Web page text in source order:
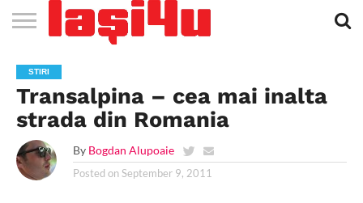
STIRI
APARTAMENTE
NOI IASI
STIRI
IASI
JOBS
IN
IASI
FILME
LA
CINEMA
CLUBURI /
DISCOTECI
BARURI /
CAFENELE
SALI DE
FORTA
SI
FITNESS
SALOANE DE
INFRUMUSETARE
AGENTII
DE
TURISM
IASI
RESTAURANTE
IN IASI
PIZZA
IN
IASI
PISCINA
IN IASI
FLORARII
RADIO
LIVE
IN IASI
SPALATORII
AUTO
TRACTARI
AUTO
TAXI
IN
IASI
CINEMA
TEATRU
HOTELURI
/
PENSIUNI
TEREN
SPORTIV
TEREN
TENIS
IASI
FARMACII
NON
STOP
COFFEE-
TO-GO
FIRME DE
PUBLICITATE
RENT
A
CAR
STIRI
Transalpina – cea mai inalta
strada din Romania
By Bogdan Alupoaie
Posted on September 9, 2011